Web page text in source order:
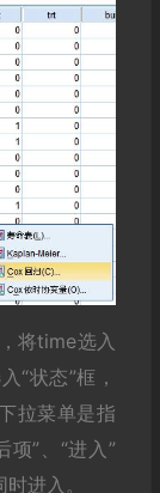
将time选入
“状态”框，
拉菜单是指
项”、“进入”
进入。